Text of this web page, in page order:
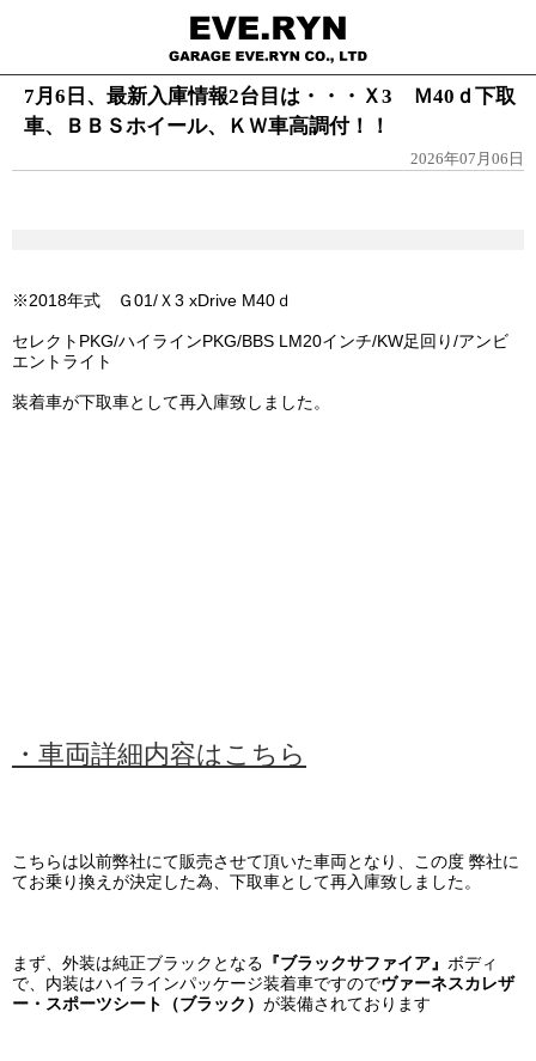
7月6日、最新入庫情報2台目は・・・Ｘ3 Ｍ40ｄ下取
車、ＢＢＳホイール、ＫＷ車高調付！！
2026年07月06日
※2018年式 Ｇ01/Ｘ3 xDrive M40ｄ
セレクトPKG/ハイラインPKG/BBS LM20インチ/KW足回り/アンビ
エントライト
装着車が下取車として再入庫致しました。
・車両詳細内容はこちら
こちらは以前弊社にて販売させて頂いた車両となり、この度 弊社に
てお乗り換えが決定した為、下取車として再入庫致しました。
まず、外装は純正ブラックとなる 『ブラックサファイア』 ボディ
で、内装はハイラインパッケージ装着車ですのでヴァーネスカレザ
ー ・スポーツシート（ブラック） が装備されております